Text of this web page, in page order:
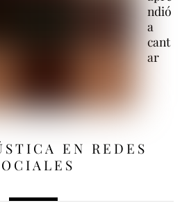
ndió
a
cant
ar
EN REDES